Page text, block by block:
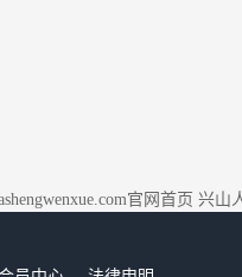
官网首页 兴山